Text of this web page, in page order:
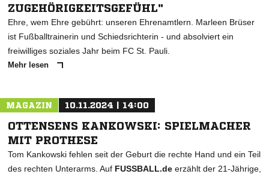
ZUGEHÖRIGKEITSGEFÜHL"
Ehre, wem Ehre gebührt: unseren Ehrenamtlern. Marleen Brüser
ist Fußballtrainerin und Schiedsrichterin - und absolviert ein
freiwilliges soziales Jahr beim FC St. Pauli.
Mehr lesen
MAGAZIN 10.11.2024 | 14:00
OTTENSENS KANKOWSKI: SPIELMACHER
MIT PROTHESE
Tom Kankowski fehlen seit der Geburt die rechte Hand und ein Teil
des rechten Unterarms. Auf FUSSBALL.de erzählt der 21-Jährige,